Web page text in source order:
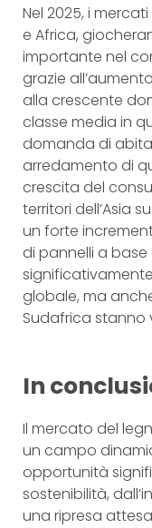
Nel 2025, i
e Africa,
importante nel
grazie
alla crescente
classe media in
domanda di
arredamento di
crescita del
territori dell’Asia
un forte
di pannelli a
globale, ma
Sudafrica stanno
In
Il mercato del
un campo
opportunità
sostenibilità,
una ripresa